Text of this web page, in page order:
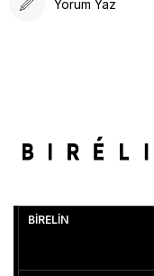
Yorum Yaz
BİRELİN